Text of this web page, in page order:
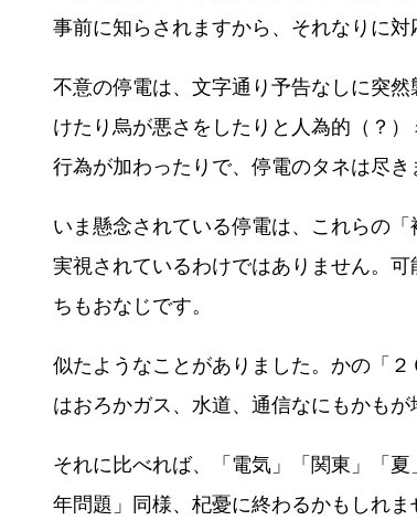
事前に知らされますから、それなりに対
不意の停電は、文字通り予告なしに突
けたり烏が悪さをしたりと人為的（？
行為が加わったりで、停電のタネは尽き
いま懸念されている停電は、これらの
実視されているわけではありません。
ちもおなじです。
似たようなことがありました。かの「
はおろかガス、水道、通信なにもかも
それに比べれば、「電気」「関東」「
年問題」同様、杞憂に終わるかもしれま